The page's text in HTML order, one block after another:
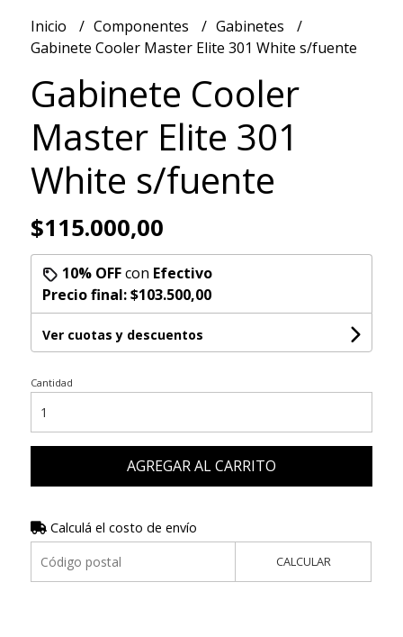
Inicio Componentes
Gabinetes
Gabinete Cooler Master Elite 301 White s/fuente
Gabinete Cooler
Master Elite 301
White s/fuente
$115.000,00
10% OFFcon Efectivo
Precio final:$103.500,00
Ver cuotas y descuentos
Cantidad
AGREGAR AL CARRITO
Calculá el costo de envío
CALCULAR